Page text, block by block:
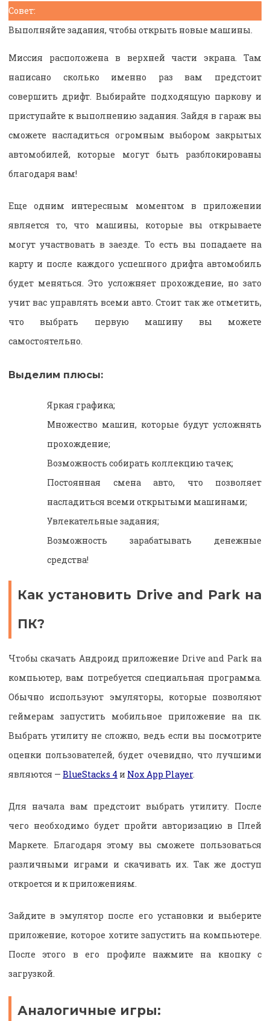
Совет:
Выполняйте задания, чтобы открыть новые машины.
Миссия расположена в верхней части экрана. Там
написано сколько именно раз вам предстоит
совершить дрифт. Выбирайте подходящую паркову и
приступайте к выполнению задания. Зайдя в гараж вы
сможете насладиться огромным выбором закрытых
автомобилей, которые могут быть разблокированы
благодаря вам!
Еще одним интересным моментом в приложении
является то, что машины, которые вы открываете
могут участвовать в заезде. То есть вы попадаете на
карту и после каждого успешного дрифта автомобиль
будет меняться. Это усложняет прохождение, но зато
учит вас управлять всеми авто. Стоит так же отметить,
что выбрать первую машину вы можете
самостоятельно.
Выделим плюсы:
Яркая графика;
Множество машин, которые будут усложнять
прохождение;
Возможность собирать коллекцию тачек;
Постоянная смена авто, что позволяет
насладиться всеми открытыми машинами;
Увлекательные задания;
Возможность зарабатывать денежные
средства!
Как установить Drive and Park на
ПК?
Чтобы скачать Андроид приложение Drive and Park на
компьютер, вам потребуется специальная программа.
Обычно используют эмуляторы, которые позволяют
геймерам запустить мобильное приложение на пк.
Выбрать утилиту не сложно, ведь если вы посмотрите
оценки пользователей, будет очевидно, что лучшими
являются — BlueStacks 4 и Nox App Player.
Для начала вам предстоит выбрать утилиту. После
чего необходимо будет пройти авторизацию в Плей
Маркете. Благодаря этому вы сможете пользоваться
различными играми и скачивать их. Так же доступ
откроется и к приложениям.
Зайдите в эмулятор после его установки и выберите
приложение, которое хотите запустить на компьютере.
После этого в его профиле нажмите на кнопку с
загрузкой.
Аналогичные игры: